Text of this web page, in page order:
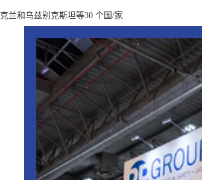
克兰和乌兹别克斯坦等30 个国/家